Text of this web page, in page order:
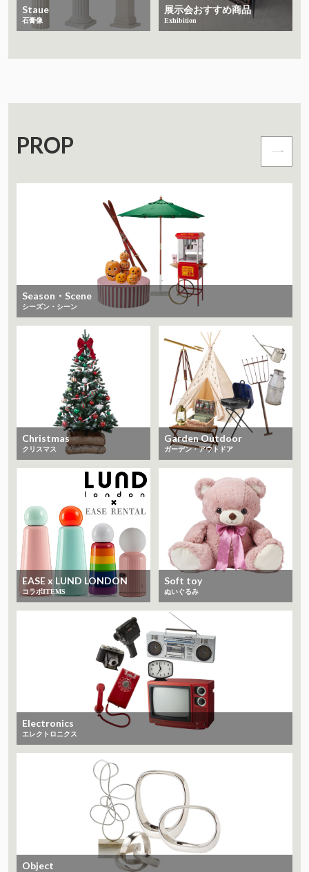
Staue
石膏像
展示会おすすめ商品
Exhibition
PROP
Season・Scene
シーズン・シーン
Christmas
クリスマス
Garden Outdoor
ガーデン・アウトドア
EASE x LUND LONDON
コラボITEMS
Soft toy
ぬいぐるみ
Electronics
エレクトロニクス
Object